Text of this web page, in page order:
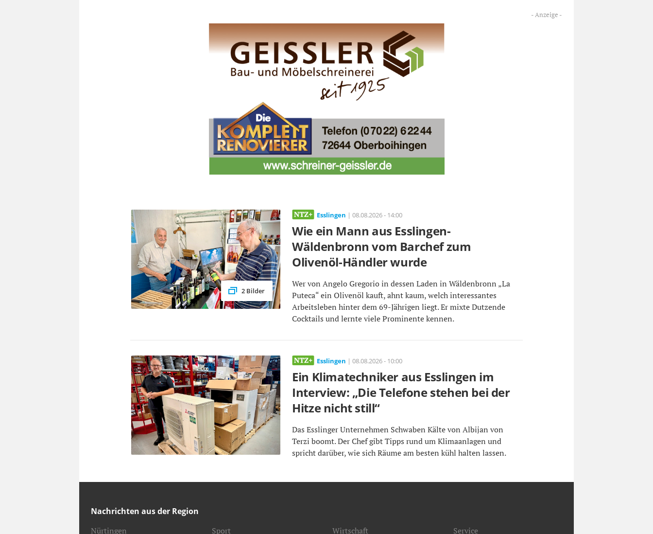
2 Bilder
Esslingen | 08.08.2026 - 14:00
Wie ein Mann aus Esslingen-
Wäldenbronn vom Barchef zum
Olivenöl-Händler wurde
Wer von Angelo Gregorio in dessen Laden in Wäldenbronn „La
Puteca“ ein Olivenöl kauft, ahnt kaum, welch interessantes
Arbeitsleben hinter dem 69-Jährigen liegt. Er mixte Dutzende
Cocktails und lernte viele Prominente kennen.
Esslingen | 08.08.2026 - 10:00
Ein Klimatechniker aus Esslingen im
Interview: „Die Telefone stehen bei der
Hitze nicht still“
Das Esslinger Unternehmen Schwaben Kälte von Albijan von
Terzi boomt. Der Chef gibt Tipps rund um Klimaanlagen und
spricht darüber, wie sich Räume am besten kühl halten lassen.
Nachrichten aus der Region
Nürtingen
Sport Wirtschaft Service